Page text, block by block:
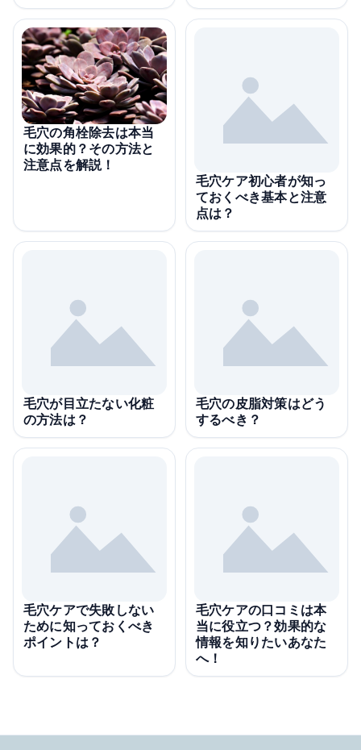
毛穴の角栓除去は本当
に効果的？その方法と
注意点を解説！
毛穴ケア初心者が知っ
ておくべき基本と注意
点は？
毛穴が目立たない化粧
の方法は？
毛穴の皮脂対策はどう
するべき？
毛穴ケアで失敗しない
ために知っておくべき
ポイントは？
毛穴ケアの口コミは本
当に役立つ？効果的な
情報を知りたいあなた
へ！